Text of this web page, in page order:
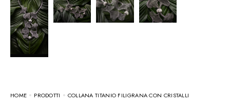
HOME PRODOTTI COLLANA TITANIO FILIGRANA CON CRISTALLI